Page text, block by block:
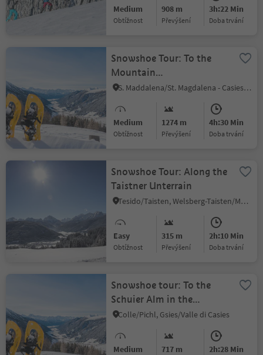
Medium
Obtížnost
908 m
Převýšení
3h:22 Min
doba trvání
Snowshoe Tour: To the
Mountain
Hochkreuzspitze in the
Gsiesertal Valley (2739 m)
S. Maddalena/St. Magdalena - Casies/Gsies, Gsies/Valle di Casies
Medium
Obtížnost
1274 m
Převýšení
4h:30 Min
doba trvání
Snowshoe Tour: Along the
Taistner Unterrain
Tesido/Taisten, Welsberg-Taisten/Monguelfo-Tesido
Easy
Obtížnost
315 m
Převýšení
2h:10 Min
doba trvání
Snowshoe tour: To the
Schuier Alm in the
Gsiesertal Valley (1958 m)
Colle/Pichl, Gsies/Valle di Casies
Medium 717 m 2h:28 Min